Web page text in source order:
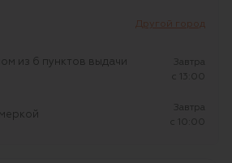
Другой город
из 6 пунктов выдачи
Завтра
c 13:00
Завтра
c 10:00